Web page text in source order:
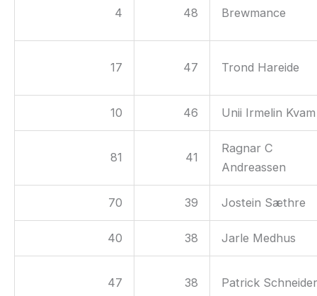
4 48 Brewmance
17 47 Trond Hareide
10 46 Unii Irmelin Kvam
81 41
Ragnar C
Andreassen
70 39 Jostein Sæthre
40 38 Jarle Medhus
47 38 Patrick